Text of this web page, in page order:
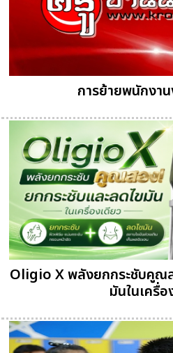
การย้ายพนักงา
Oligio X พลังยกกระชับคูณ
มันในเครื่อ